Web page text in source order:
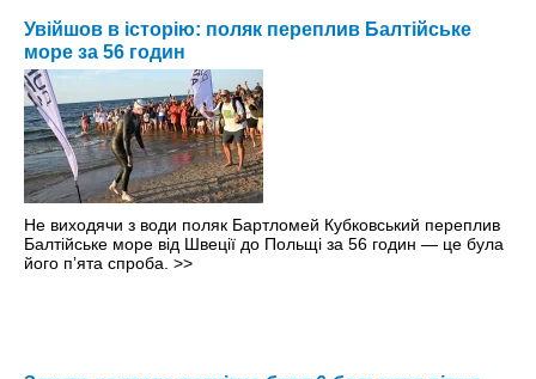
Увійшов в історію: поляк переплив Балтійське
море за 56 годин
Не виходячи з води поляк Бартломей Кубковський переплив
Балтійське море від Швеції до Польщі за 56 годин — це була
його пʼята спроба. >>